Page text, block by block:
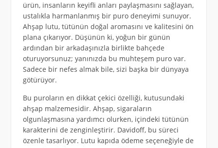
ürün, insanların keyifli anları paylaşmasını sağlayan,
ustalıkla harmanlanmış bir puro deneyimi sunuyor.
Ahşap lutu, tütünün doğal aromasını ve kalitesini ön
plana çıkarıyor. Düşünün ki, yoğun bir günün
ardından bir arkadaşınızla birlikte bahçede
oturuyorsunuz; yanınızda bu muhteşem puro var.
Sadece bir nefes almak bile, sizi başka bir dünyaya
götürüyor.
Bu puroların en dikkat çekici özelliği, kutusundaki
ahşap malzemesidir. Ahşap, sigaraların
olgunlaşmasına yardımcı olurken, içindeki tütünün
karakterini de zenginleştirir. Davidoff, bu süreci
özenle tasarlıyor. Lutu kapıda ödeme seçeneğiyle de